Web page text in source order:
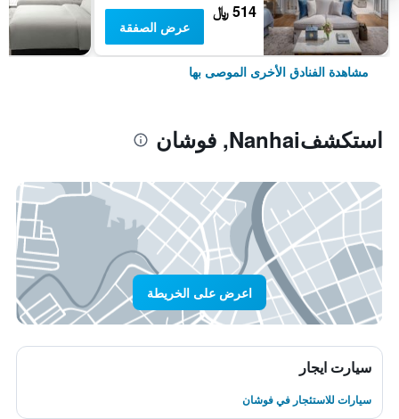
514 ﷼
عرض الصفقة
مشاهدة الفنادق الأخرى الموصى بها
استكشفNanhai, فوشان
اعرض على الخريطة
سيارت ايجار
سيارات للاستئجار في فوشان